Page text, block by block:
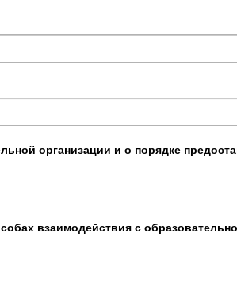
организации и о порядке
взаимодействия с